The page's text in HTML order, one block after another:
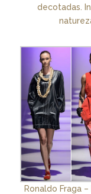
decotadas.
Ronaldo Fraga